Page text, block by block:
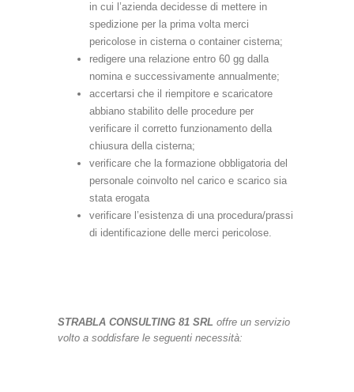
in cui l’azienda decidesse di mettere in
spedizione per la prima volta merci
pericolose in cisterna o container cisterna;
redigere una relazione entro 60 gg dalla
nomina e successivamente annualmente;
accertarsi che il riempitore e scaricatore
abbiano stabilito delle procedure per
verificare il corretto funzionamento della
chiusura della cisterna;
verificare che la formazione obbligatoria del
personale coinvolto nel carico e scarico sia
stata erogata
verificare l’esistenza di una procedura/prassi
di identificazione delle merci pericolose.
STRABLA CONSULTING 81 SRL offre un servizio
volto a soddisfare le seguenti necessità: